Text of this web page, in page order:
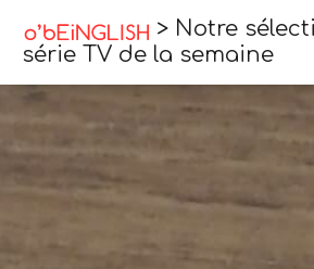
> Notre
série TV de la semaine